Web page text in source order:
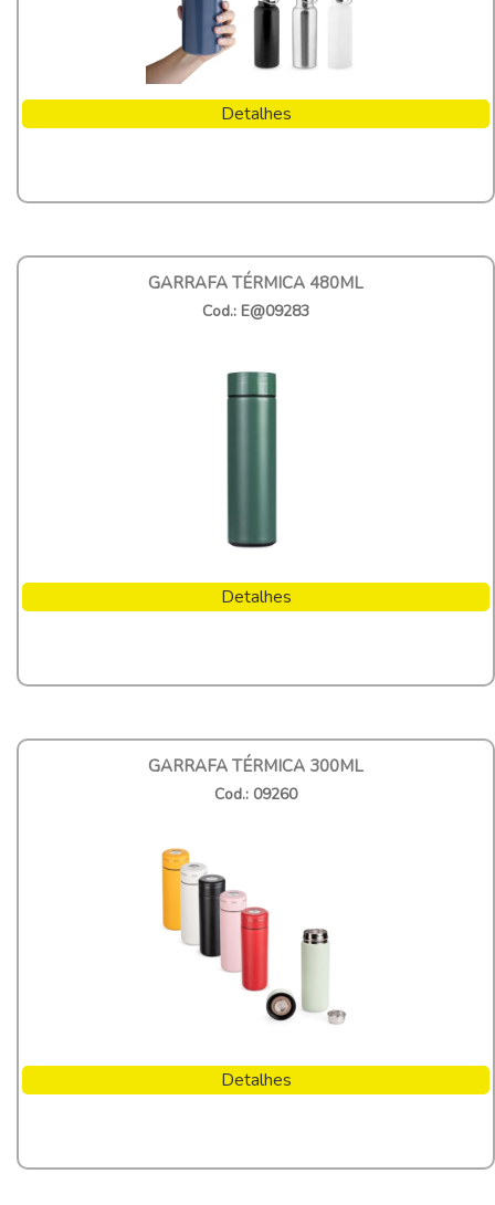
Detalhes
GARRAFA TÉRMICA 480ML
Cod.: E@09283
Detalhes
GARRAFA TÉRMICA 300ML
Cod.: 09260
Detalhes